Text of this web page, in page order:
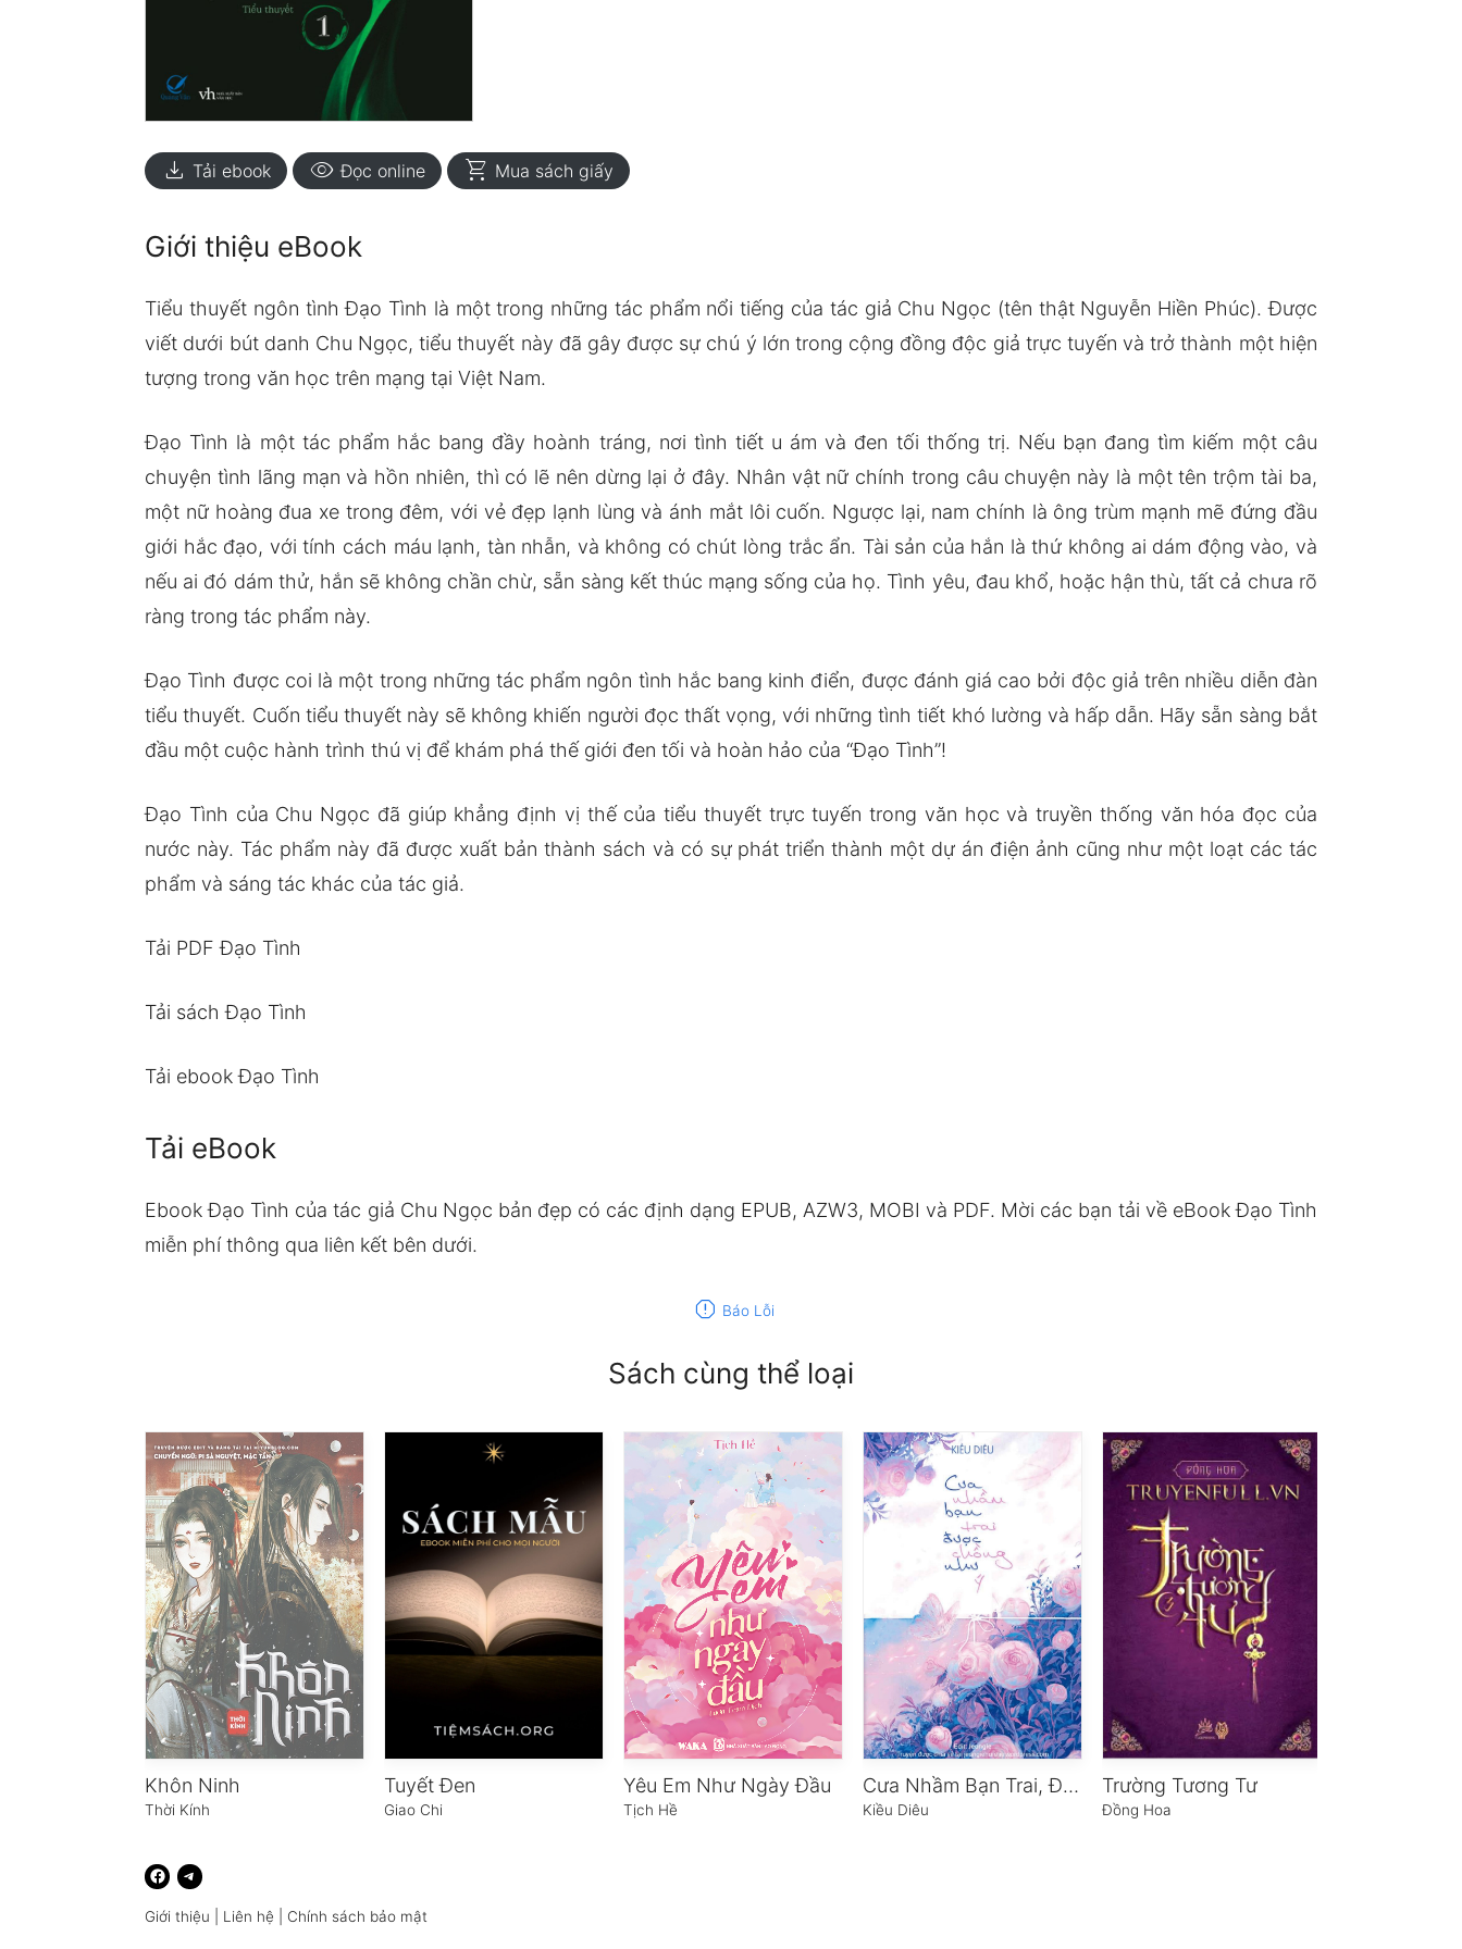
download Tải ebook visibility Đọc online shopping_cart Mua sách giấy
Giới thiệu eBook
Tiểu thuyết ngôn tình Đạo Tình là một trong những tác phẩm nổi tiếng của tác giả Chu Ngọc (tên thật Nguyễn Hiền Phúc). Được
viết dưới bút danh Chu Ngọc, tiểu thuyết này đã gây được sự chú ý lớn trong cộng đồng độc giả trực tuyến và trở thành một hiện
tượng trong văn học trên mạng tại Việt Nam.
Đạo Tình là một tác phẩm hắc bang đầy hoành tráng, nơi tình tiết u ám và đen tối thống trị. Nếu bạn đang tìm kiếm một câu
chuyện tình lãng mạn và hồn nhiên, thì có lẽ nên dừng lại ở đây. Nhân vật nữ chính trong câu chuyện này là một tên trộm tài ba,
một nữ hoàng đua xe trong đêm, với vẻ đẹp lạnh lùng và ánh mắt lôi cuốn. Ngược lại, nam chính là ông trùm mạnh mẽ đứng đầu
giới hắc đạo, với tính cách máu lạnh, tàn nhẫn, và không có chút lòng trắc ẩn. Tài sản của hắn là thứ không ai dám động vào, và
nếu ai đó dám thử, hắn sẽ không chần chừ, sẵn sàng kết thúc mạng sống của họ. Tình yêu, đau khổ, hoặc hận thù, tất cả chưa rõ
ràng trong tác phẩm này.
Đạo Tình được coi là một trong những tác phẩm ngôn tình hắc bang kinh điển, được đánh giá cao bởi độc giả trên nhiều diễn đàn
tiểu thuyết. Cuốn tiểu thuyết này sẽ không khiến người đọc thất vọng, với những tình tiết khó lường và hấp dẫn. Hãy sẵn sàng bắt
đầu một cuộc hành trình thú vị để khám phá thế giới đen tối và hoàn hảo của “Đạo Tình”!
Đạo Tình của Chu Ngọc đã giúp khẳng định vị thế của tiểu thuyết trực tuyến trong văn học và truyền thống văn hóa đọc của
nước này. Tác phẩm này đã được xuất bản thành sách và có sự phát triển thành một dự án điện ảnh cũng như một loạt các tác
phẩm và sáng tác khác của tác giả.
Tải PDF Đạo Tình
Tải sách Đạo Tình
Tải ebook Đạo Tình
Tải eBook
Ebook Đạo Tình của tác giả Chu Ngọc bản đẹp có các định dạng EPUB, AZW3, MOBI và PDF. Mời các bạn tải về eBook Đạo Tình
miễn phí thông qua liên kết bên dưới.
report Báo Lỗi
Sách cùng thể loại
Khôn Ninh
Thời Kính
Tuyết Đen
Giao Chi
Yêu Em Như Ngày Đầu
Tịch Hề
Cưa Nhầm Bạn Trai, Được Chồng Như Ý
Kiều Diêu
Trường Tương Tư
Đồng Hoa
Giới thiệu Liên hệ Chính sách bảo mật